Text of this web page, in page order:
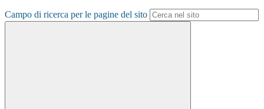
Campo di ricerca per le pagine del sito